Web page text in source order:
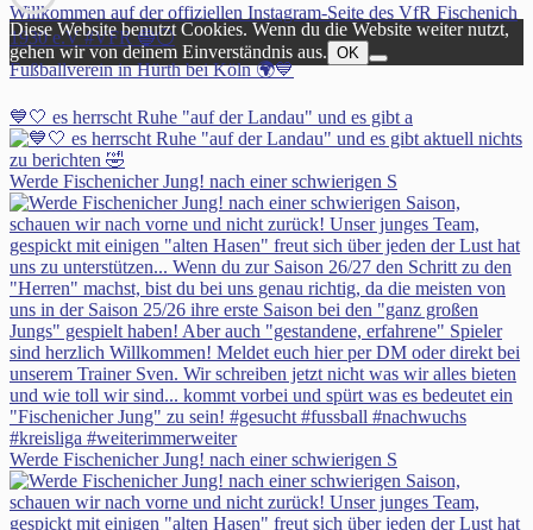
Willkommen auf der offiziellen Instagram-Seite des VfR Fischenich
1930 e.V #VFR 🔵⚪️
Fußballverein in Hürth bei Köln 🌍💙
💙🤍 es herrscht Ruhe "auf der Landau" und es gibt a
Werde Fischenicher Jung! nach einer schwierigen S
Werde Fischenicher Jung! nach einer schwierigen S
Diese Website benutzt Cookies. Wenn du die Website weiter nutzt,
gehen wir von deinem Einverständnis aus. OK